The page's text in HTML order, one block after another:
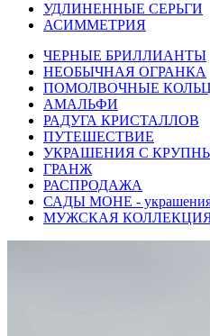
УДЛИНЕННЫЕ СЕРЬГИ
АСИММЕТРИЯ
ЧЕРНЫЕ БРИЛЛИАНТЫ
НЕОБЫЧНАЯ ОГРАНКА
ПОМОЛВОЧНЫЕ
АМАЛЬФИ
РАДУГА КРИСТАЛЛОВ
ПУТЕШЕСТВИЕ
УКРАШЕНИЯ С
ГРАНЖ
РАСПРОДАЖА
САДЫ МОНЕ - украшения
МУЖСКАЯ